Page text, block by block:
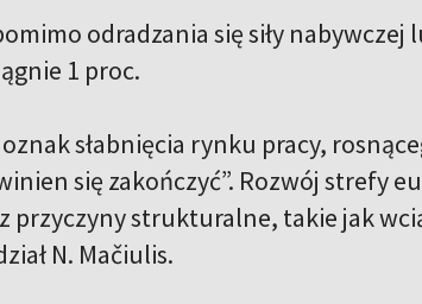
odradzania się siły
1 proc.
słabnięcia rynku pracy,
się zakończyć”. Rozwój strefy
przyczyny strukturalne, takie jak
N. Mačiulis.